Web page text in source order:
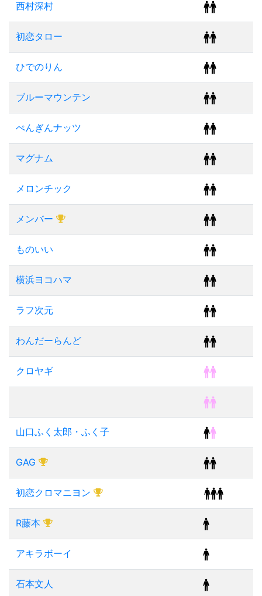
西村深村
初恋タロー
ひでのりん
ブルーマウンテン
ぺんぎんナッツ
マグナム
メロンチック
メンバー
ものいい
横浜ヨコハマ
ラフ次元
わんだーらんど
クロヤギ
山口ふく太郎・ふく子
GAG
初恋クロマニヨン
R藤本
アキラボーイ
石本文人